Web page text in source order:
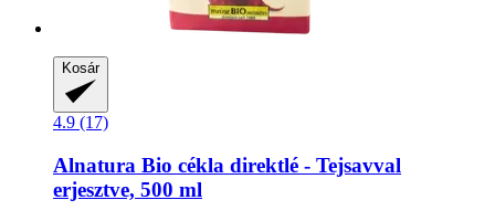
Kosár
4.9 (17)
Alnatura Bio cékla direktlé -​ Tejsavval
erjesztve, 500 ml